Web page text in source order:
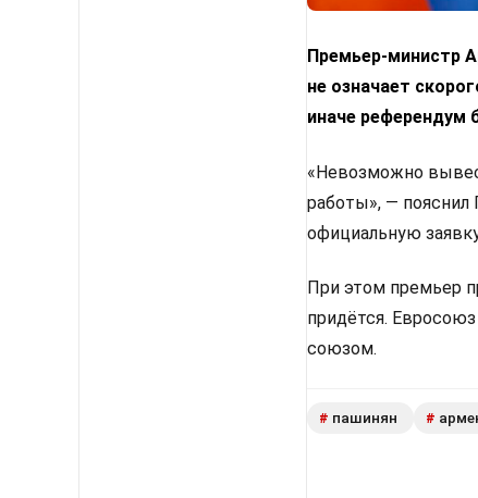
Премьер-министр
не означает
иначе референдум
«Невозможно
работы», — пояснил
официальную
При этом премьер
придётся.
союзом.
# пашинян #